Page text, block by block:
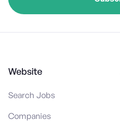
Website
Search Jobs
Companies